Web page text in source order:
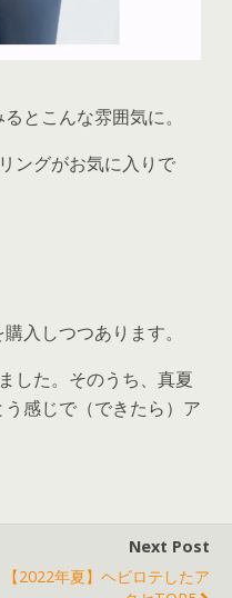
とこんな雰囲気に。
ングがお気に入りで
入しつつあります。
した。そのうち、真夏
感じで（できたら）ア
Next Post
【2022年夏】ヘビロテしたア